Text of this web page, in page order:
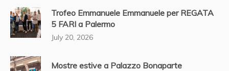
Trofeo Emmanuele Emmanuele per REGATA
5 FARI a Palermo
July 20, 2026
Mostre estive a Palazzo Bonaparte